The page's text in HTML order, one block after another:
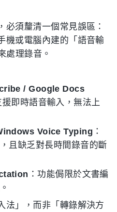
必須釐清一個常見誤區：
機或電腦內建的「語音輸
處理錄音。
/ Google Docs
援即時語音輸入，無法上
Voice Typing ：
且缺乏對長時間錄音的斷
：功能侷限於文書編
法」，而非「轉錄解決方